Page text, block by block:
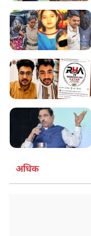
अधिक